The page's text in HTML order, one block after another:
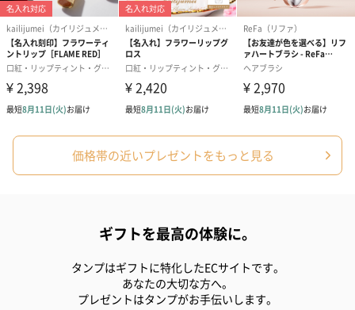
のしカード
商品の形質上、のしを直接添付できない商品にのし風のカードを
同梱します。
※のし下はご記入いただけません。
※カードのデザインは一部変更する場合があります。
結婚祝い（御結婚御
出産祝い（御出産御
祝）（110円）
価格帯の近いプレゼントをもっと見る
ギフトを最高の体験に。
タンプはギフトに特化したECサイトです。
あなたの大切な方へ。
プレゼントはタンプがお手伝いします。